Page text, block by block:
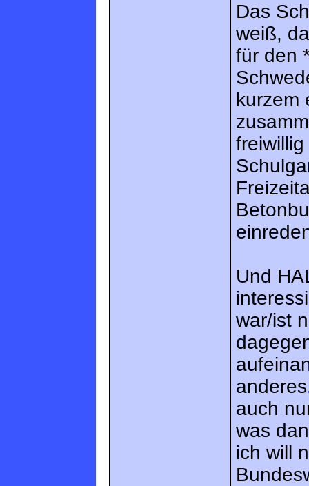
Das
weiß,
für den
kurzem
Und
war/ist
auch
was
ich will